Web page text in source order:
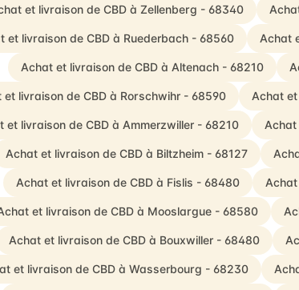
et livraison de CBD à Zellenberg - 68340
et livraison de CBD à Ruederbach - 68560 Achat
Achat et livraison de CBD à Altenach - 68210
et livraison de CBD à Rorschwihr - 68590 Achat
et livraison de CBD à Ammerzwiller - 68210
Achat et livraison de CBD à Biltzheim - 68127
Achat et livraison de CBD à Fislis - 68480
et livraison de CBD à Mooslargue - 68580
Achat et livraison de CBD à Bouxwiller - 68480
et livraison de CBD à Wasserbourg - 68230